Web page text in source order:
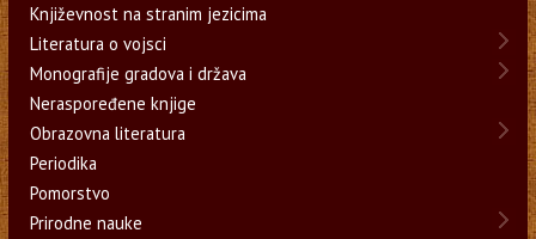
Književnost na stranim jezicima
Literatura o vojsci
Monografije gradova i država
Neraspoređene knjige
Obrazovna literatura
Periodika
Pomorstvo
Prirodne nauke